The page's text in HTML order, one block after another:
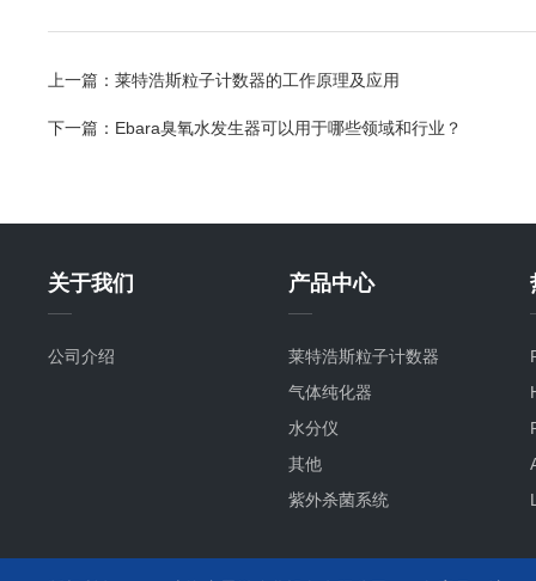
上一篇： 莱特浩斯粒子计数器的工作原理及应用
下一篇： Ebara臭氧水发生器可以用于哪些领域和行业？
关于我们
公司介绍
产品中心
莱特浩斯粒子计数器
气体纯化器
水分仪
其他
紫外杀菌系统